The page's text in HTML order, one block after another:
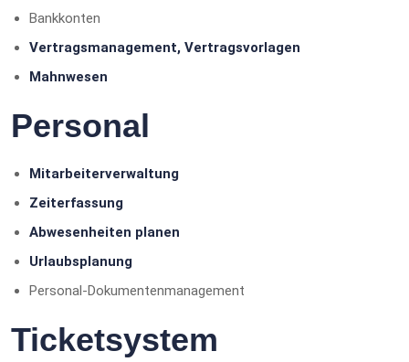
Bankkonten
Vertragsmanagement, Vertragsvorlagen
Mahnwesen
Personal
Mitarbeiterverwaltung
Zeiterfassung
Abwesenheiten planen
Urlaubsplanung
Personal-Dokumentenmanagement
Ticketsystem